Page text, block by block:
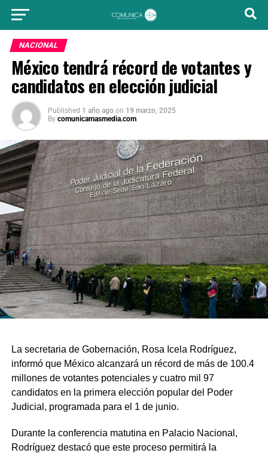
NACIONAL
México tendrá récord de votantes y
candidatos en elección judicial
Published 1 año ago on 19 marzo, 2025
By comunicamasmedia.com
La secretaria de Gobernación, Rosa Icela Rodríguez,
informó que México alcanzará un récord de más de 100.4
millones de votantes potenciales y cuatro mil 97
candidatos en la primera elección popular del Poder
Judicial, programada para el 1 de junio.
Durante la conferencia matutina en Palacio Nacional,
Rodríguez destacó que este proceso permitirá la